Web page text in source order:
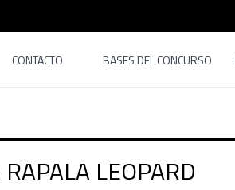
CONTACTO BASES DEL CONCURSO
LEOPARD